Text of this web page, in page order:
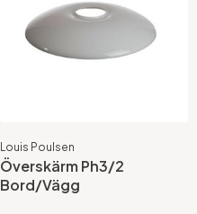
Louis Poulsen
Överskärm Ph3/2
Bord/Vägg